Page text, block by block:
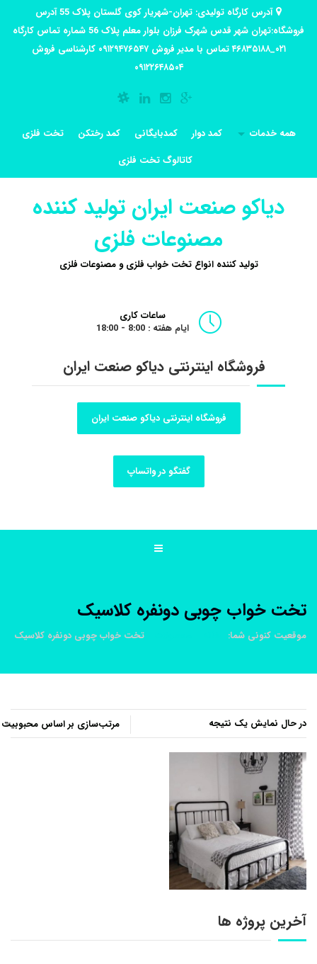
آدرس کارگاه تولیدی: تهران-شهریار کوی گلستان پلاک 55 آدرس
فروشگاه:تهران شهر قدس شهرک فرزان بلوار معلم پلاک 56 شماره تماس کارگاه
۰۲۱_۴۶۸۳۵۱۸۸ تماس با مدیر فروش ۰۹۱۲۹۴۷۶۵۴۷ کارشناسی فروش
۰۹۱۲۲۶۴۸۵۰۴
همه خدمات کمد دوار کمدبایگانی کمد رختکن
تخت فلزی
کاتالوگ تخت فلزی
دیاکو صنعت ایران تولید کننده
مصنوعات فلزی
تولید کننده انواع تخت خواب فلزی و مصنوعات فلزی
ساعات کاری
ایام هفته : 8:00 - 18:00
فروشگاه اینترنتی دیاکو صنعت ایران
فروشگاه اینترنتی دیاکو صنعت ایران
گفتگو در واتساپ
تخت خواب چوبی دونفره کلاسیک
موقعیت کنونی شما: تخت خواب چوبی دونفره کلاسیک
در حال نمایش یک نتیجه
آخرین پروژه ها